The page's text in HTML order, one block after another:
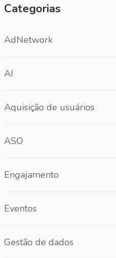
Categorias
AdNetwork
AI
Aquisição de usuários
ASO
Engajamento
Eventos
Gestão de dados